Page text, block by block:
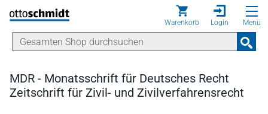
Direkt zum Inhalt
Warenkorb Login Menü
MDR - Monatsschrift für Deutsches Recht
Zeitschrift für Zivil- und Zivilverfahrensrecht